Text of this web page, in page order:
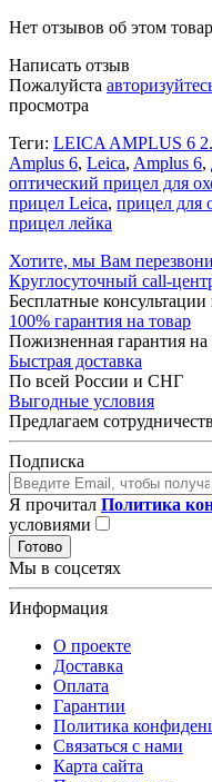
Нет отзывов об этом
Написать отзыв
Пожалуйста
просмотра
Теги: LEICA AMPLUS 6
Amplus 6, Leica, Amplus 6,
оптический прицел для
прицел Leica, прицел для
прицел лейка
Хотите, мы Вам
Круглосуточный call-
Бесплатные
100% гарантия на товар
Пожизненная гарантия на
Быстрая доставка
По всей России и СНГ
Выгодные условия
Предлагаем
Подписка
Я прочитал Политика
условиями
Готово
Мы в соцсетях
Информация
О проекте
Доставка
Оплата
Гарантии
Политика
Связаться с нами
Карта сайта